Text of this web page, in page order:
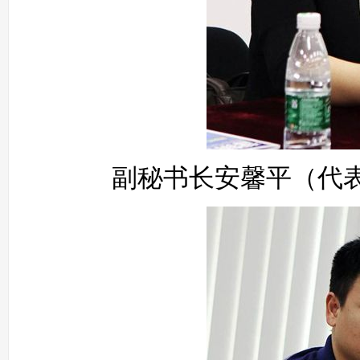
副秘书长安馨平（代